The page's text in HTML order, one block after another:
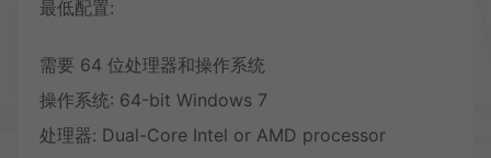
最低配置:
需要 64 位处理器和操作系统
操作系统: 64-bit Windows 7
处理器: Dual-Core Intel or AMD processor